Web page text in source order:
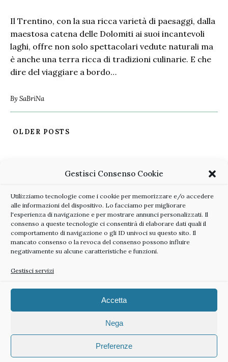
Gestisci Consenso Cookie
Utilizziamo tecnologie come i cookie per memorizzare e/o accedere
alle informazioni del dispositivo. Lo facciamo per migliorare
l'esperienza di navigazione e per mostrare annunci personalizzati. Il
consenso a queste tecnologie ci consentirà di elaborare dati quali il
comportamento di navigazione o gli ID univoci su questo sito. Il
mancato consenso o la revoca del consenso possono influire
negativamente su alcune caratteristiche e funzioni.
Gestisci servizi
Accetta
Nega
Preferenze
Il Trentino, con la sua ricca varietà di paesaggi, dalla
maestosa catena delle Dolomiti ai suoi incantevoli
laghi, offre non solo spettacolari vedute naturali ma
è anche una terra ricca di tradizioni culinarie. E che
dire del viaggiare a bordo…
By SaBriNa
OLDER POSTS